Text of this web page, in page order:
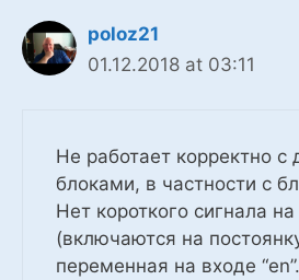
poloz21
01.12.2018 at 03:11
Не работает корректно с
блоками, в частности с
Нет короткого сигнала
(включаются на
переменная на входе